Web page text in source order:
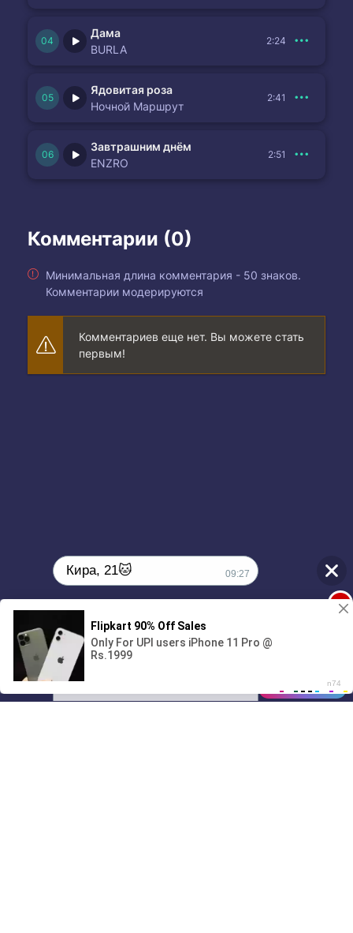
Дама
BURLA
2:24
Ядовитая роза
Ночной Маршрут
2:41
Завтрашним днём
ENZRO
2:51
Комментарии (0)
Минимальная длина комментария - 50 знаков.
Комментарии модерируются
Комментариев еще нет. Вы можете стать
первым!
01/07
00:00
Кира, 21🐱 09:27
Поиграешь со мной? 💖🐾
09:27
1